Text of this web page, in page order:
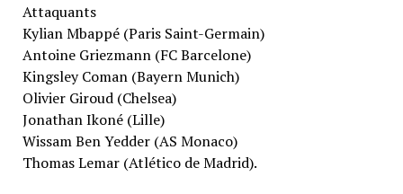
Attaquants
Kylian Mbappé (Paris Saint-Germain)
Antoine Griezmann (FC Barcelone)
Kingsley Coman (Bayern Munich)
Olivier Giroud (Chelsea)
Jonathan Ikoné (Lille)
Wissam Ben Yedder (AS Monaco)
Thomas Lemar (Atlético de Madrid).